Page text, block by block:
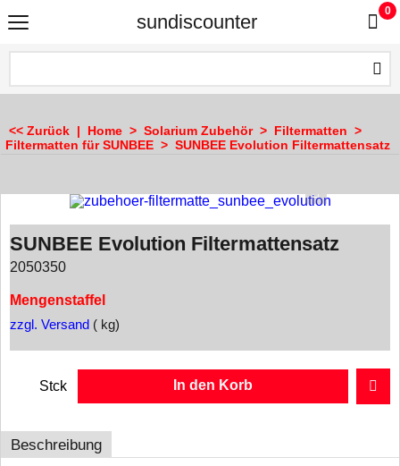
sundiscounter
0
<< Zurück | Home > Solarium Zubehör> Filtermatten >
Filtermatten für SUNBEE > SUNBEE Evolution Filtermattensatz
SUNBEE Evolution Filtermattensatz
2050350
Mengenstaffel
zzgl. Versand kg
Stck In den Korb
Beschreibung